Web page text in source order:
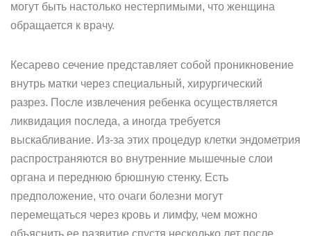
могут быть настолько нестерпимыми, что женщина
обращается к врачу.
Кесарево сечение представляет собой проникновение
внутрь матки через специальный, хирургический
разрез. После извлечения ребенка осуществляется
ликвидация последа, а иногда требуется
выскабливание. Из-за этих процедур клетки эндометрия
распространяются во внутренние мышечные слои
органа и переднюю брюшную стенку. Есть
предположение, что очаги болезни могут
перемещаться через кровь и лимфу, чем можно
объяснить ее развитие спустя несколько лет после